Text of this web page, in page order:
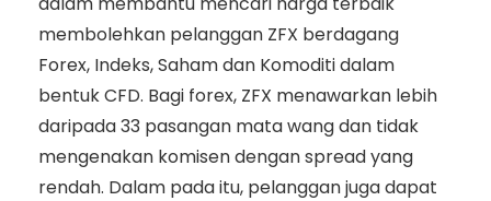
membolehkan pelanggan ZFX berdagang
Forex, Indeks, Saham dan Komoditi dalam
bentuk CFD. Bagi forex, ZFX menawarkan lebih
daripada 33 pasangan mata wang dan tidak
mengenakan komisen dengan spread yang
rendah. Dalam pada itu, pelanggan juga dapat